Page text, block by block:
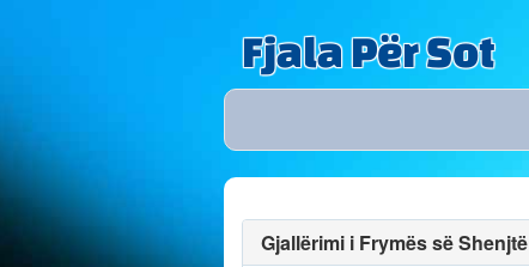
Fjala Për Sot
Gjallërimi i Frymës së Shenjtë